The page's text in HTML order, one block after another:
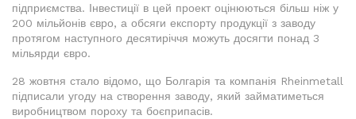
підприємства. Інвестиції в цей проект оцінюються більш ніж у
200 мільйонів євро, а обсяги експорту продукції з заводу
протягом наступного десятиріччя можуть досягти понад 3
мільярди євро.
28 жовтня стало відомо, що Болгарія та компанія Rheinmetall
підписали угоду на створення заводу, який займатиметься
виробництвом пороху та боєприпасів.